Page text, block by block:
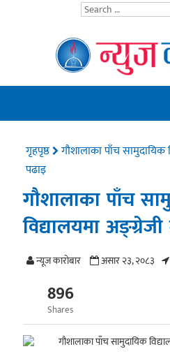
गृहपृष्ठ
गौशालाका पाँच सामुदायिक
पढाइ
गौशालाका पाँच
विद्यालयमा
न्यूज काराेबार असार २३, २०८३
896
Shares